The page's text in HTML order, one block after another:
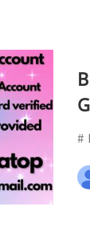
#
y